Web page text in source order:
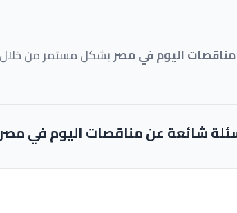
مناقصات اليوم في مصر
شائعة عن مناقصات اليوم في